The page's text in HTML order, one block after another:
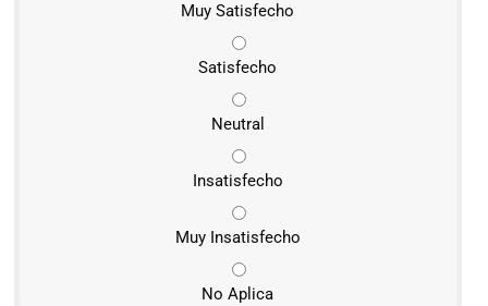
Muy Satisfecho
Satisfecho
Neutral
Insatisfecho
Muy Insatisfecho
No Aplica